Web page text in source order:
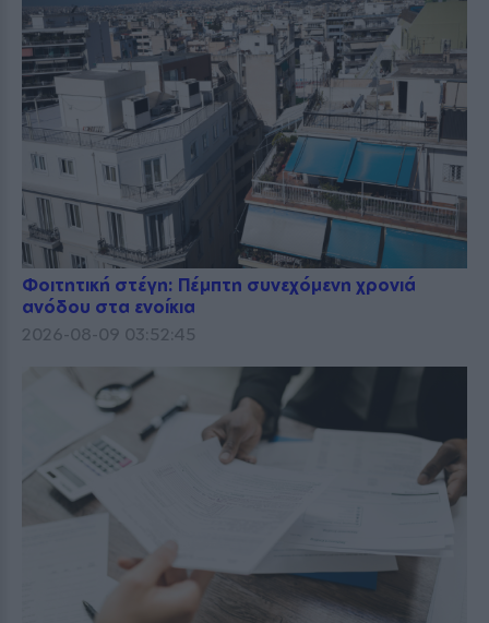
Φοιτητική στέγη: Πέμπτη συνεχόμενη χρονιά
ανόδου στα ενοίκια
2026-08-09 03:52:45